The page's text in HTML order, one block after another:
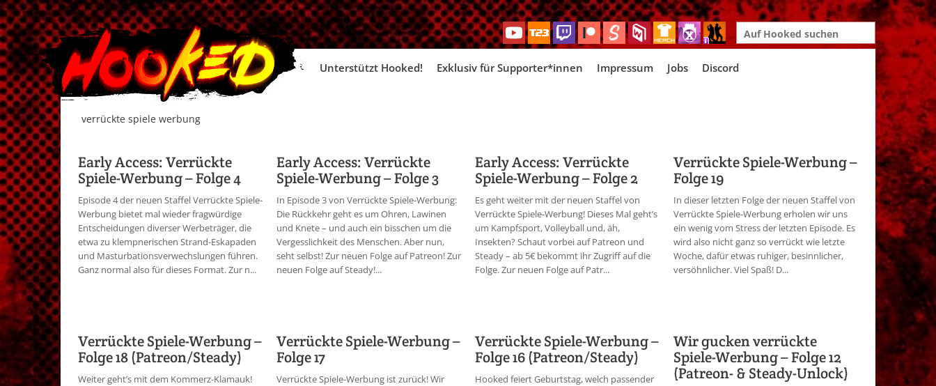
Search
for:
Skip
Unterstützt Hooked! Exklusiv für Supporter*innen Impressum Jobs Discord
verrückte spiele werbung
Early Access: Verrückte
Spiele-Werbung – Folge 4
Episode 4 der neuen Staffel Verrückte Spiele-
Werbung bietet mal wieder fragwürdige
Entscheidungen diverser Werbeträger, die
etwa zu klempnerischen Strand-Eskapaden
und Masturbationsverwechslungen führen.
Ganz normal also für dieses Format. Zur n...
Early Access: Verrückte
Spiele-Werbung – Folge 3
In Episode 3 von Verrückte Spiele-Werbung:
Die Rückkehr geht es um Ohren, Lawinen
und Knete – und auch ein bisschen um die
Vergesslichkeit des Menschen. Aber nun,
seht selbst! Zur neuen Folge auf Patreon! Zur
neuen Folge auf Steady!...
Early Access: Verrückte
Spiele-Werbung – Folge 2
Es geht weiter mit der neuen Staffel von
Verrückte Spiele-Werbung! Dieses Mal geht’s
um Kampfsport, Volleyball und, äh,
Insekten? Schaut vorbei auf Patreon und
Steady – ab 5€ bekommt ihr Zugriff auf die
Folge. Zur neuen Folge auf Patr...
Verrückte Spiele-Werbung –
Folge 19
In dieser letzten Folge der neuen Staffel von
Verrückte Spiele-Werbung erholen wir uns
ein wenig vom Stress der letzten Episode. Es
wird also nicht ganz so verrückt wie letzte
Woche, dafür etwas ruhiger, besinnlicher,
versöhnlicher. Viel Spaß! D...
Verrückte Spiele-Werbung –
Folge 18 (Patreon/Steady)
Weiter geht’s mit dem Kommerz-Klamauk!
Verrückte Spiele-Werbung –
Folge 17
Verrückte Spiele-Werbung ist zurück! Wir
Verrückte Spiele-Werbung –
Folge 16 (Patreon/Steady)
Hooked feiert Geburtstag, welch passender
Wir gucken verrückte
Spiele-Werbung – Folge 12
(Patreon- & Steady-Unlock)